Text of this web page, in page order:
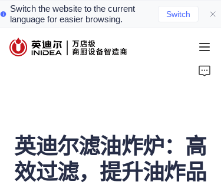
Switch the website to the current
language for easier browsing.
Switch
英迪尔滤油炸炉：高
效过滤，提升油炸品
首页
案例
资讯